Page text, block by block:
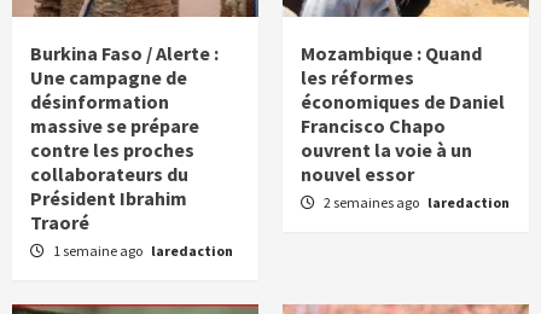
Burkina Faso / Alerte :
Une campagne de
désinformation
massive se prépare
contre les proches
collaborateurs du
Président Ibrahim
Traoré
1 semaine ago laredaction
Mozambique : Quand
les réformes
économiques de Daniel
Francisco Chapo
ouvrent la voie à un
nouvel essor
2 semaines ago laredaction